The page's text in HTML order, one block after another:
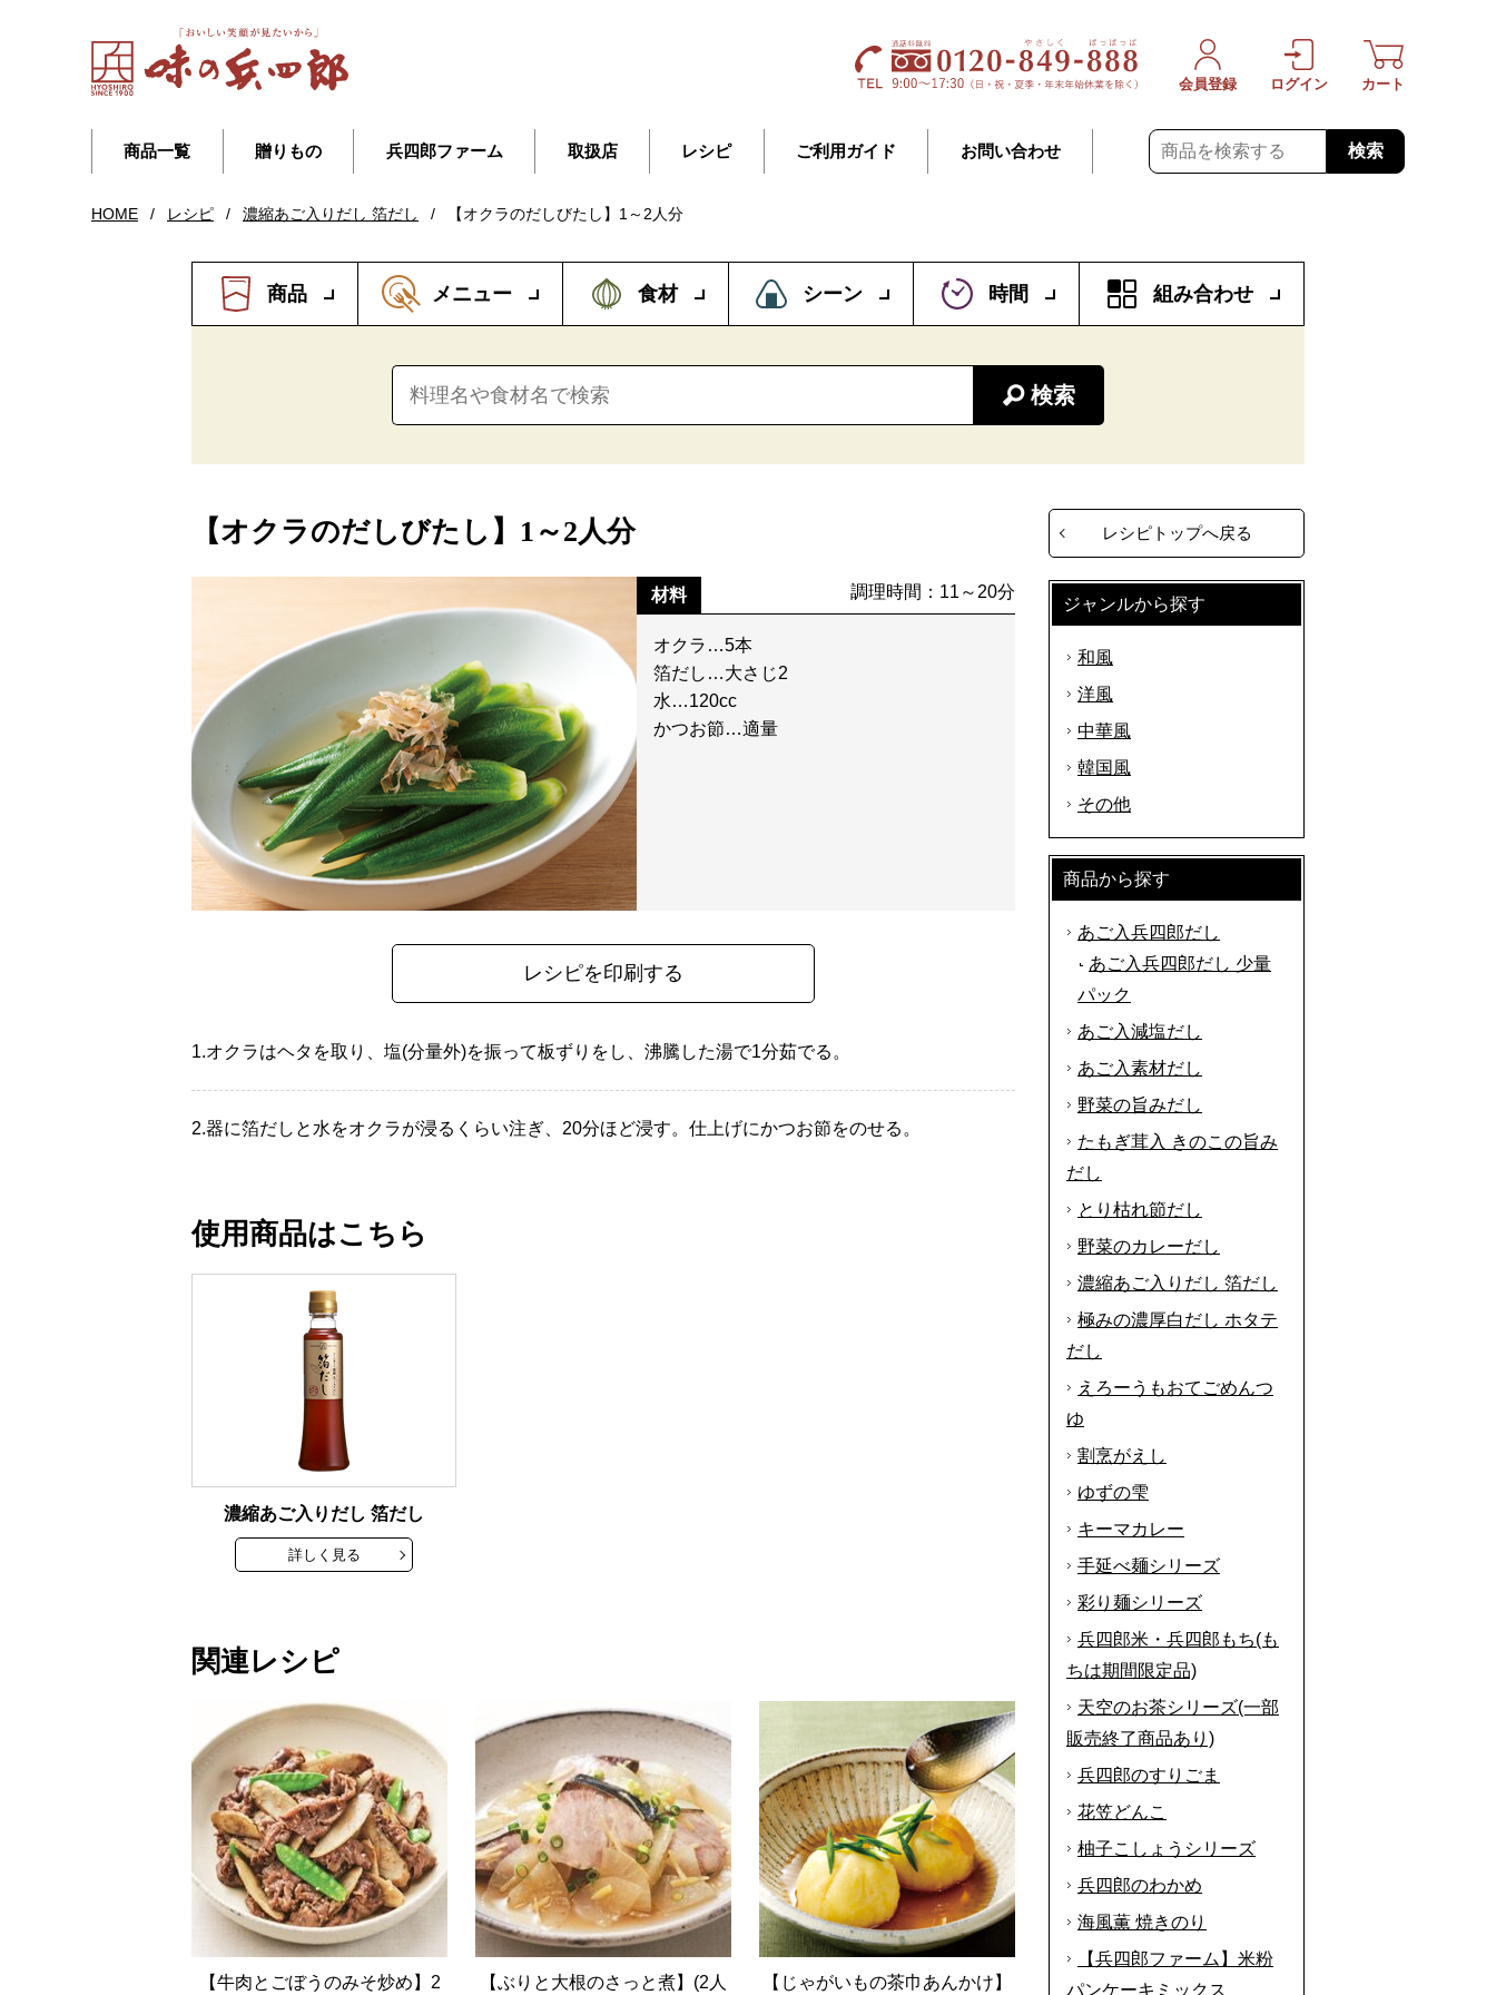
商品一覧 贈りもの 兵四郎ファーム 取扱店 レシピ ご利用ガイド お問い合わせ 検索
会員登録 ログイン カート
HOME / レシピ / 濃縮あご入りだし 箔だし / 【オクラのだしびたし】1～2人分
商品 メニュー 食材 シーン 時間 組み合わせ
検索
【オクラのだしびたし】1～2人分
材料 調理時間：11～20分
オクラ…5本
箔だし…大さじ2
水…120cc
かつお節…適量
レシピを印刷する
1.オクラはヘタを取り、塩(分量外)を振って板ずりをし、沸騰した湯で1分茹でる。
2.器に箔だしと水をオクラが浸るくらい注ぎ、20分ほど浸す。仕上げにかつお節をのせる。
使用商品はこちら
濃縮あご入りだし 箔だし
詳しく見る
関連レシピ
【牛肉とごぼうのみそ炒め】2 【ぶりと大根のさっと煮】(2人 【じゃがいもの茶巾あんかけ】
レシピトップへ戻る
ジャンルから探す
和風
洋風
中華風
韓国風
その他
商品から探す
あご入兵四郎だし
あご入兵四郎だし 少量
パック
あご入減塩だし
あご入素材だし
野菜の旨みだし
たもぎ茸入 きのこの旨み
だし
とり枯れ節だし
野菜のカレーだし
濃縮あご入りだし 箔だし
極みの濃厚白だし ホタテ
だし
えろーうもおてごめんつ
ゆ
割烹がえし
ゆずの雫
キーマカレー
手延べ麺シリーズ
彩り麺シリーズ
兵四郎米・兵四郎もち(も
ちは期間限定品)
天空のお茶シリーズ(一部
販売終了商品あり)
兵四郎のすりごま
花笠どんこ
柚子こしょうシリーズ
兵四郎のわかめ
海風薫 焼きのり
【兵四郎ファーム】米粉
パンケーキミックス